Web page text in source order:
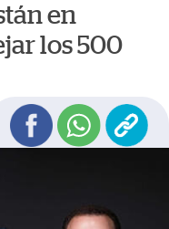
en
los 500